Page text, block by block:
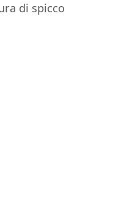
di spicco